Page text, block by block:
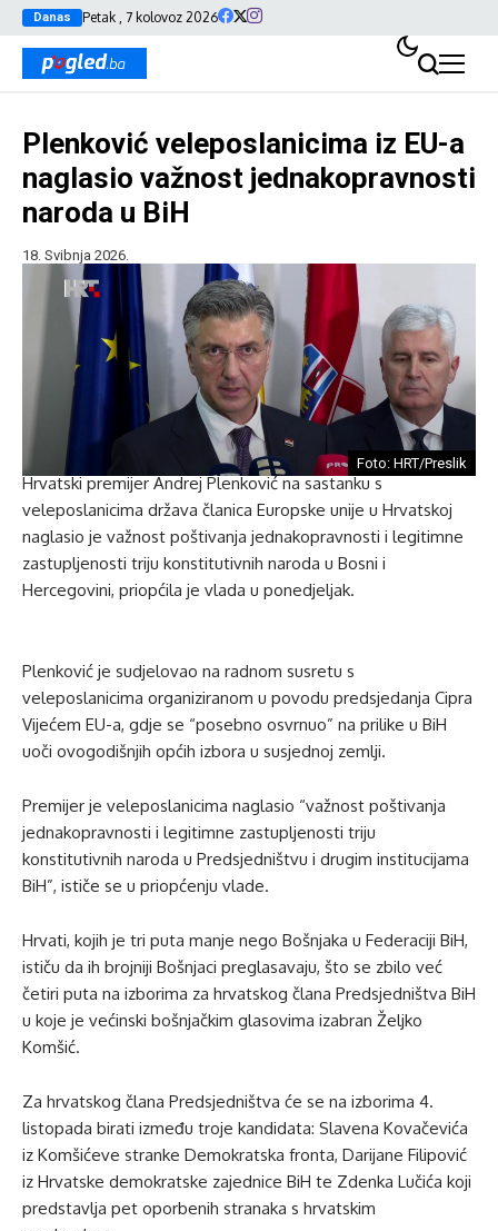
Danas Petak , 7 kolovoz 2026
Plenković veleposlanicima iz EU-a
naglasio važnost jednakopravnosti
naroda u BiH
18. Svibnja 2026.
Foto: HRT/Preslik
Hrvatski premijer Andrej Plenković na sastanku s
veleposlanicima država članica Europske unije u Hrvatskoj
naglasio je važnost poštivanja jednakopravnosti i legitimne
zastupljenosti triju konstitutivnih naroda u Bosni i
Hercegovini, priopćila je vlada u ponedjeljak.
Plenković je sudjelovao na radnom susretu s
veleposlanicima organiziranom u povodu predsjedanja Cipra
Vijećem EU-a, gdje se “posebno osvrnuo” na prilike u BiH
uoči ovogodišnjih općih izbora u susjednoj zemlji.
Premijer je veleposlanicima naglasio “važnost poštivanja
jednakopravnosti i legitimne zastupljenosti triju
konstitutivnih naroda u Predsjedništvu i drugim institucijama
BiH”, ističe se u priopćenju vlade.
Hrvati, kojih je tri puta manje nego Bošnjaka u Federaciji BiH,
ističu da ih brojniji Bošnjaci preglasavaju, što se zbilo već
četiri puta na izborima za hrvatskog člana Predsjedništva BiH
u koje je većinski bošnjačkim glasovima izabran Željko
Komšić.
Za hrvatskog člana Predsjedništva će se na izborima 4.
listopada birati između troje kandidata: Slavena Kovačevića
iz Komšićeve stranke Demokratska fronta, Darijane Filipović
iz Hrvatske demokratske zajednice BiH te Zdenka Lučića koji
predstavlja pet oporbenih stranaka s hrvatskim